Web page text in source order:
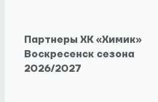
Партнеры ХК «Химик»
Воскресенск сезона
2026/2027